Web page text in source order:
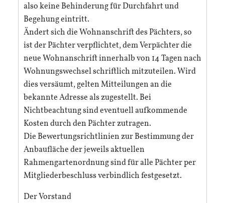
also keine Behinderung für Durchfahrt und
Begehung eintritt.
Ändert sich die Wohnanschrift des Pächters, so
ist der Pächter verpflichtet, dem Verpächter die
neue Wohnanschrift innerhalb von 14 Tagen nach
Wohnungswechsel schriftlich mitzuteilen. Wird
dies versäumt, gelten Mitteilungen an die
bekannte Adresse als zugestellt. Bei
Nichtbeachtung sind eventuell aufkommende
Kosten durch den Pächter zutragen.
Die Bewertungsrichtlinien zur Bestimmung der
Anbaufläche der jeweils aktuellen
Rahmengartenordnung sind für alle Pächter per
Mitgliederbeschluss verbindlich festgesetzt.
Der Vorstand